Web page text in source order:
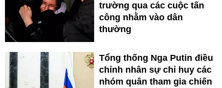
trường qua các cuộc tấn
công nhằm vào dân
thường
Tổng thống Nga Putin điều
chỉnh nhân sự chỉ huy các
nhóm quân tham gia chiến